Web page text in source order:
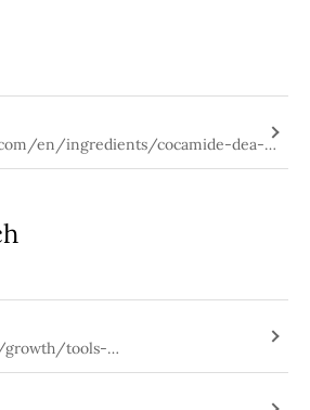
en/ingredients/cocamide-dea-
growth/tools-